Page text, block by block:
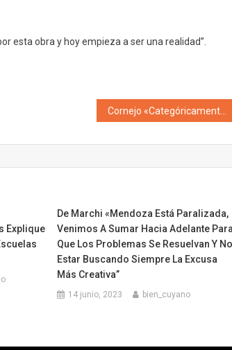
esta obra y hoy empieza a ser una realidad”.
Cornejo «Categóricamente la experiencia del Frente de Todos viene siendo muy mala»
Explique
De Marchi «Mendoza Está Paralizada,
Venimos A Sumar Hacia Adelante
Que Los Problemas Se Resuelvan Y
Estar Buscando Siempre La Excusa
Más Creativa”
14 junio, 2023 bien_cuyano